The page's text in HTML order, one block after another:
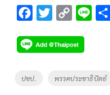
F
e
b
o
T
tt
er
C
p
y
Li
Li
Tags
ปชป. พรรคประชาธิปัตย์